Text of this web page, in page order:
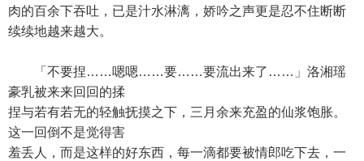
肉的百余下吞吐，已是汁水淋漓，娇吟之声更是忍不住断断
续续地越来越大。
「不要捏……嗯嗯……要……要流出来了……」洛湘瑶
豪乳被来来回回的揉
捏与若有若无的轻触抚摸之下，三月余来充盈的仙浆饱胀。
这一回倒不是觉得害
羞丢人，而是这样的好东西，每一滴都要被情郎吃下去，一